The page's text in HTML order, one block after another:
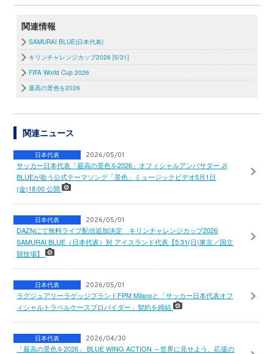
関連情報
SAMURAI BLUE(日本代表)
キリンチャレンジカップ2026 [5/31]
FIFA World Cup 2026
最高の景色を2026
関連ニュース
日本代表 2026/05/01
サッカー日本代表「最高の景色を2026」オフィシャルアンバサダー JI
BLUEが歌う公式テーマソング「景色」ミュージックビデオ5月1日
(金)18:00 公開
日本代表 2026/05/01
DAZNにて無料ライブ配信追加決定 キリンチャレンジカップ2026
SAMURAI BLUE（日本代表）対 アイスランド代表【5.31(日)東京／国立
競技場】
日本代表 2026/05/01
ラグジュアリーラゲッジブランドFPM Milanoと「サッカー日本代表オフ
ィシャルトラベルケースプロバイダー」契約を締結
日本代表 2026/04/30
「最高の景色を2026」 BLUE WING ACTION ～世界に見せよう、応援の